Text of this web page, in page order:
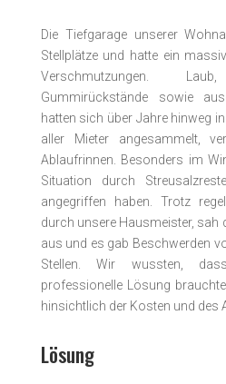
Die Tiefgarage unserer
Stellplätze und hatte ein
Verschmutzungen.
Gummirückstände sowie
hatten sich über Jahre hinweg
aller Mieter angesammelt,
Ablaufrinnen. Besonders im
Situation durch
angegriffen haben. Trotz
durch unsere Hausmeister, sah
aus und es gab Beschwerden
Stellen. Wir wussten,
professionelle Lösung
hinsichtlich der Kosten und des
Lösung